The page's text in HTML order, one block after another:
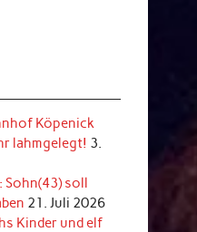
Köpenick
lahmgelegt! 3.
soll
21. Juli 2026
Kinder und elf